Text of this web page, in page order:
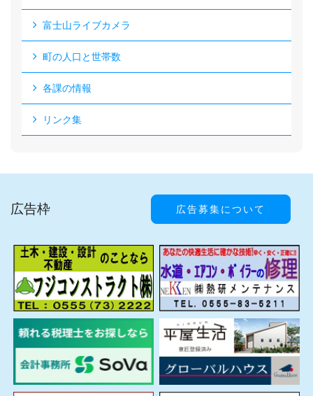
富士山ライブカメラ
町の人口と世帯数
各課の情報
リンク集
広告枠 広告募集について